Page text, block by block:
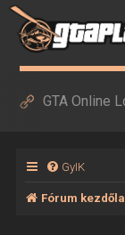
GTA Online
GyIK
Fórum